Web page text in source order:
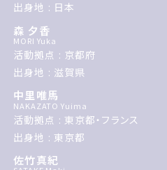
出身地 : 日本
森 夕香
MORI Yuka
活動拠点 : 京都府
出身地 : 滋賀県
中里唯馬
NAKAZATO Yuima
活動拠点 : 東京都・フランス
出身地 : 東京都
佐竹真紀